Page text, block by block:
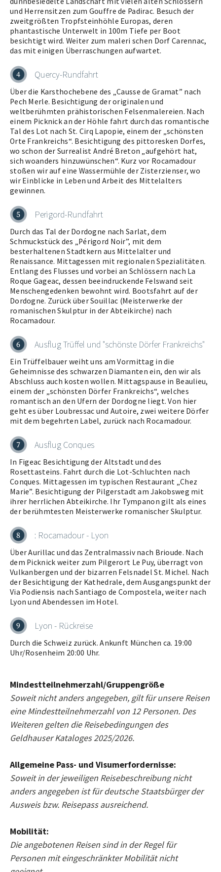
und Herrensitzen zum Gouffre de Padirac. Besuch der
zweitgrößten Tropfsteinhöhle Europas, deren
phantastische Unterwelt in 100m Tiefe per Boot
besichtigt wird. Weiter zum maleri schen Dorf Carennac,
das mit einigen Überraschungen aufwartet.
4 Quercy-Rundfahrt
Über die Karsthochebene des „Causse de Gramat” nach
Pech Merle. Besichtigung der originalen und
weltberühmten prähistorischen Felsenmalereien. Nach
einem Picknick an der Höhle fahrt durch das romantische
Tal des Lot nach St. Cirq Lapopie, einem der „schönsten
Orte Frankreichs“. Besichtigung des pittoresken Dorfes,
wo schon der Surrealist André Breton „aufgehört hat,
sich woanders hinzuwünschen“. Kurz vor Rocamadour
stoßen wir auf eine Wassermühle der Zisterzienser, wo
wir Einblicke in Leben und Arbeit des Mittelalters
gewinnen.
5 Perigord-Rundfahrt
Durch das Tal der Dordogne nach Sarlat, dem
Schmuckstück des „Périgord Noir”, mit dem
besterhaltenen Stadtkern aus Mittelalter und
Renaissance. Mittagessen mit regionalen Spezialitäten.
Entlang des Flusses und vorbei an Schlössern nach La
Roque Gageac, dessen beeindruckende Felswand seit
Menschengedenken bewohnt wird. Bootsfahrt auf der
Dordogne. Zurück über Souillac (Meisterwerke der
romanischen Skulptur in der Abteikirche) nach
Rocamadour.
6 Ausflug Trüffel und "schönste Dörfer Frankreichs"
Ein Trüffelbauer weiht uns am Vormittag in die
Geheimnisse des schwarzen Diamanten ein, den wir als
Abschluss auch kosten wollen. Mittagspause in Beaulieu,
einem der „schönsten Dörfer Frankreichs“, welches
romantisch an den Ufern der Dordogne liegt. Von hier
geht es über Loubressac und Autoire, zwei weitere Dörfer
mit dem begehrten Label, zurück nach Rocamadour.
7 Ausflug Conques
In Figeac Besichtigung der Altstadt und des
Rosettasteins. Fahrt durch die Lot-Schluchten nach
Conques. Mittagessen im typischen Restaurant „Chez
Marie”. Besichtigung der Pilgerstadt am Jakobsweg mit
ihrer herrlichen Abteikirche. Ihr Tympanon gilt als eines
der berühmtesten Meisterwerke romanischer Skulptur.
8 : Rocamadour - Lyon
Über Aurillac und das Zentralmassiv nach Brioude. Nach
dem Picknick weiter zum Pilgerort Le Puy, überragt von
Vulkanbergen und der bizarren Felsnadel St. Michel. Nach
der Besichtigung der Kathedrale, dem Ausgangspunkt der
Via Podiensis nach Santiago de Compostela, weiter nach
Lyon und Abendessen im Hotel.
9 Lyon - Rückreise
Durch die Schweiz zurück. Ankunft München ca. 19:00
Uhr/Rosenheim 20:00 Uhr.
Mindestteilnehmerzahl/Gruppengröße
Soweit nicht anders angegeben, gilt für unsere Reisen
eine Mindestteilnehmerzahl von 12 Personen. Des
Weiteren gelten die Reisebedingungen des
Geldhauser Kataloges 2025/2026.
Allgemeine Pass- und Visumerfordernisse:
Soweit in der jeweiligen Reisebeschreibung nicht
anders angegeben ist für deutsche Staatsbürger der
Ausweis bzw. Reisepass ausreichend.
Mobilität:
Die angebotenen Reisen sind in der Regel für
Personen mit eingeschränkter Mobilität nicht